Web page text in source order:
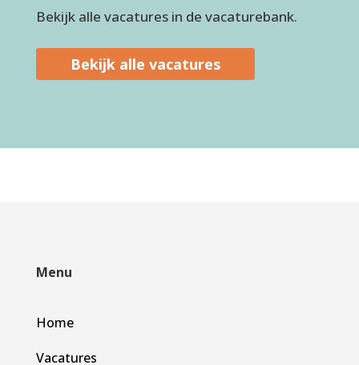
Bekijk alle vacatures in de vacaturebank.
Bekijk alle vacatures
Menu
Home
Vacatures